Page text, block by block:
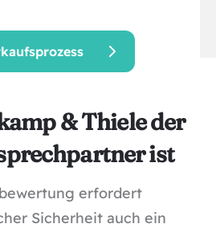
& Thiele der
ist
erfordert
Sicherheit auch ein